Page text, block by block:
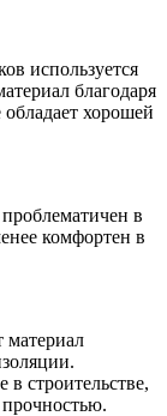
используется
благодаря
хорошей
в
комфортен в
материал
в строительстве,